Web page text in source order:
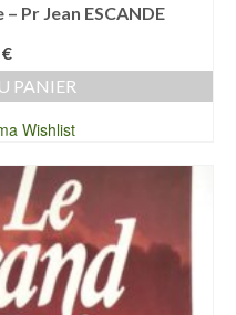
Pr Jean ESCANDE
€
PANIER
Wishlist